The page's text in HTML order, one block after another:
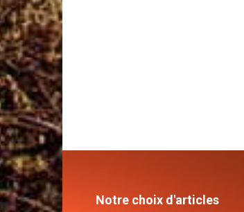
Notre choix d'articles